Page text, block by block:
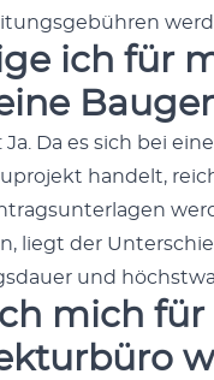
ich für
Ja. Da es sich bei
han­delt,
liegt der
und
mich